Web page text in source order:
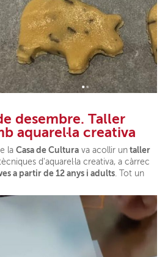
desembre. Taller
aquarel·la creativa
laCasa de Cultura va acollir un taller
d'aquarel·la creativa, a càrrec
a partir de 12 anys i adults . Tot un